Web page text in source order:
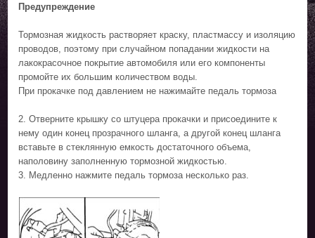
Предупреждение
Тормозная жидкость растворяет краску, пластмассу и изоляцию
проводов, поэтому при случайном попадании жидкости на
лакокрасочное покрытие автомобиля или его компоненты
промойте их большим количеством воды.
При прокачке под давлением не нажимайте педаль тормоза
2. Отверните крышку со штуцера прокачки и присоедините к
нему один конец прозрачного шланга, а другой конец шланга
вставьте в стеклянную емкость достаточного объема,
наполовину заполненную тормозной жидкостью.
3. Медленно нажмите педаль тормоза несколько раз.